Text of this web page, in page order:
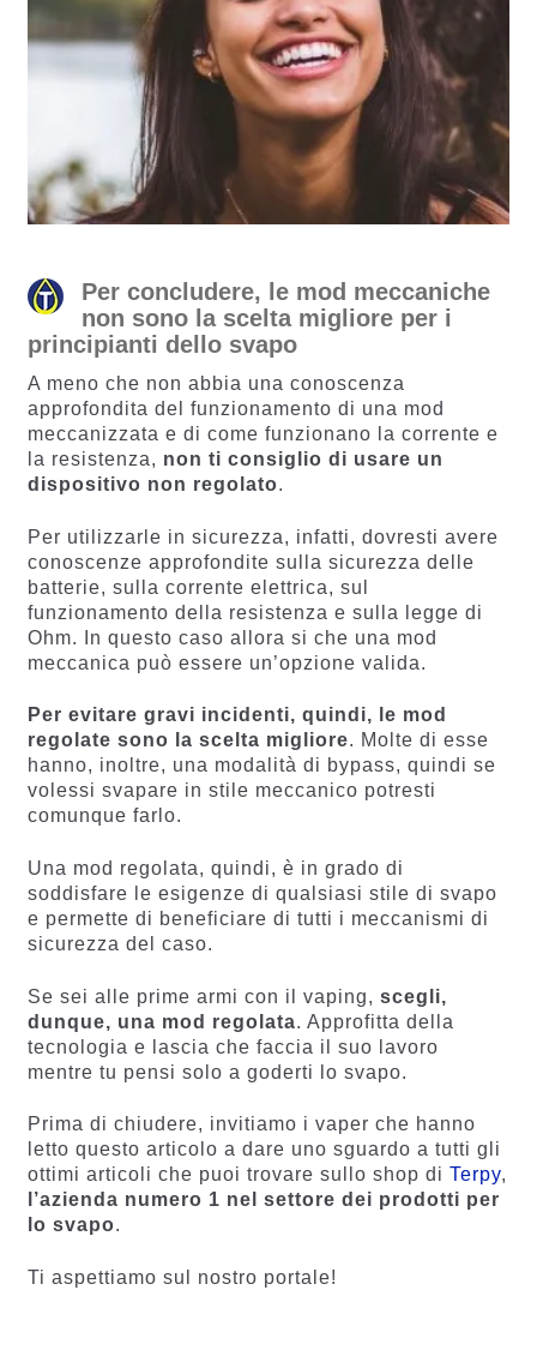
Per concludere, le mod meccaniche
non sono la scelta migliore per i
principianti dello svapo
A meno che non abbia una conoscenza
approfondita del funzionamento di una mod
meccanizzata e di come funzionano la corrente e
la resistenza, non ti consiglio di usare un
dispositivo non regolato.
Per utilizzarle in sicurezza, infatti, dovresti avere
conoscenze approfondite sulla sicurezza delle
batterie, sulla corrente elettrica, sul
funzionamento della resistenza e sulla legge di
Ohm. In questo caso allora si che una mod
meccanica può essere un’opzione valida.
Per evitare gravi incidenti, quindi, le mod
regolate sono la scelta migliore. Molte di esse
hanno, inoltre, una modalità di bypass, quindi se
volessi svapare in stile meccanico potresti
comunque farlo.
Una mod regolata, quindi, è in grado di
soddisfare le esigenze di qualsiasi stile di svapo
e permette di beneficiare di tutti i meccanismi di
sicurezza del caso.
Se sei alle prime armi con il vaping, scegli,
dunque, una mod regolata. Approfitta della
tecnologia e lascia che faccia il suo lavoro
mentre tu pensi solo a goderti lo svapo.
Prima di chiudere, invitiamo i vaper che hanno
letto questo articolo a dare uno sguardo a tutti gli
ottimi articoli che puoi trovare sullo shop di Terpy,
l’azienda numero 1 nel settore dei prodotti per
lo svapo.
Ti aspettiamo sul nostro portale!